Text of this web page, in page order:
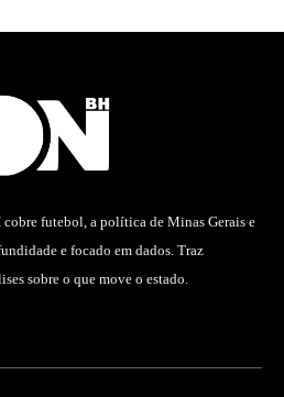
futebol, a política de Minas Gerais e
e focado em dados. Traz
sobre o que move o estado.